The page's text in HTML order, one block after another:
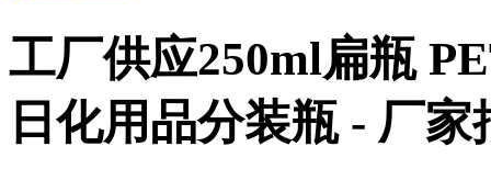
工厂供应250ml扁瓶
日化用品分装瓶 - 厂家